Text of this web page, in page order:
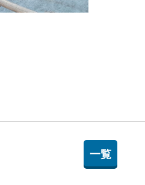
一覧